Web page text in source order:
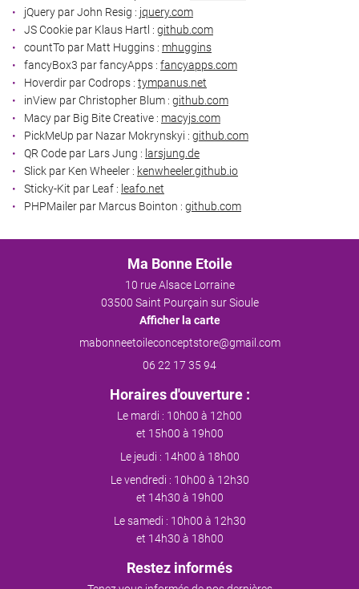
jQuery par John Resig : jquery.com
JS Cookie par Klaus Hartl : github.com
countTo par Matt Huggins : mhuggins
fancyBox3 par fancyApps : fancyapps.com
Hoverdir par Codrops : tympanus.net
inView par Christopher Blum : github.com
Macy par Big Bite Creative : macyjs.com
PickMeUp par Nazar Mokrynskyi : github.com
QR Code par Lars Jung : larsjung.de
Slick par Ken Wheeler : kenwheeler.github.io
Sticky-Kit par Leaf : leafo.net
PHPMailer par Marcus Bointon : github.com
Ma Bonne Etoile
10 rue Alsace Lorraine
03500 Saint Pourçain sur Sioule
Afficher la carte
06 22 17 35 94
Horaires d'ouverture :
Le mardi : 10h00 à 12h00
et 15h00 à 19h00
Le jeudi : 14h00 à 18h00
Le vendredi : 10h00 à 12h30
et 14h30 à 19h00
Le samedi : 10h00 à 12h30
et 14h30 à 18h00
Restez informés